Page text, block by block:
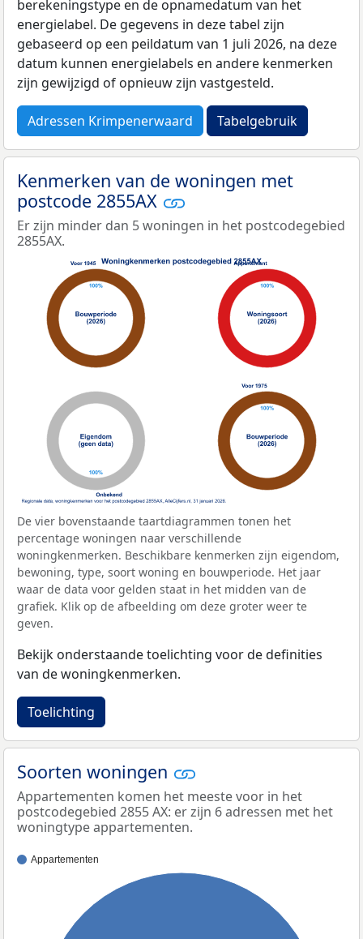
berekeningstype en de opnamedatum van het
energielabel. De gegevens in deze tabel zijn
gebaseerd op een peildatum van 1 juli 2026, na deze
datum kunnen energielabels en andere kenmerken
zijn gewijzigd of opnieuw zijn vastgesteld.
Adressen Krimpenerwaard Tabelgebruik
Kenmerken van de woningen met
postcode 2855AX
Er zijn minder dan 5 woningen in het postcodegebied
2855AX.
De vier bovenstaande taartdiagrammen tonen het
percentage woningen naar verschillende
woningkenmerken. Beschikbare kenmerken zijn eigendom,
bewoning, type, soort woning en bouwperiode. Het jaar
waar de data voor gelden staat in het midden van de
grafiek. Klik op de afbeelding om deze groter weer te
geven.
Bekijk onderstaande toelichting voor de definities
van de woningkenmerken.
Toelichting
Soorten woningen
Appartementen komen het meeste voor in het
postcodegebied 2855 AX: er zijn 6 adressen met het
woningtype appartementen.
Appartementen